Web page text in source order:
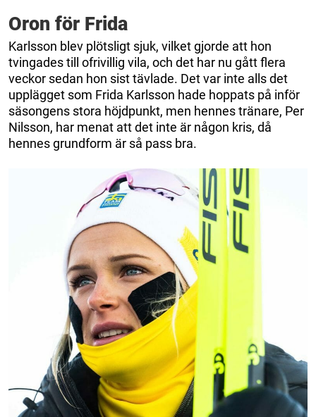
Oron för Frida
Karlsson blev plötsligt sjuk, vilket gjorde att hon
tvingades till ofrivillig vila, och det har nu gått flera
veckor sedan hon sist tävlade. Det var inte alls det
upplägget som Frida Karlsson hade hoppats på inför
säsongens stora höjdpunkt, men hennes tränare, Per
Nilsson, har menat att det inte är någon kris, då
hennes grundform är så pass bra.